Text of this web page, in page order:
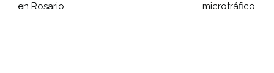
en Rosario
microtráfico